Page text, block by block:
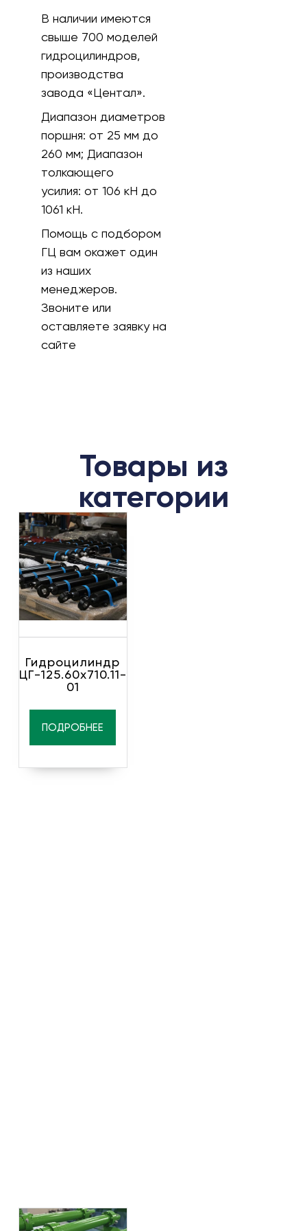
В наличии имеются
свыше 700 моделей
гидроцилиндров,
производства
завода «Центал».
Диапазон диаметров
поршня:от 25 мм до
260 мм; Диапазон
толкающего
усилия:от 106 кH до
1061 кН.
Помощь с подбором
ГЦ вам окажет один
из наших
менеджеров.
Звоните или
оставляете заявку на
сайте
Товары из
категории
Гидроцилиндр
ЦГ-125.60х710.11-
01
ПОДРОБНЕЕ